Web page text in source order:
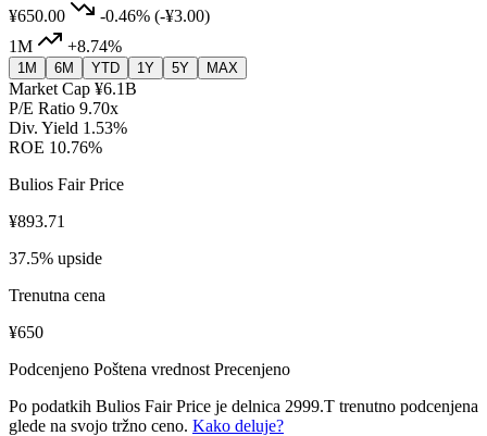
¥650.00 -0.46% (-¥3.00)
1M
+8.74%
1M 6M YTD 1Y 5Y MAX
Market Cap ¥6.1B
P/E Ratio 9.70x
Div. Yield 1.53%
ROE 10.76%
Bulios Fair Price
¥893.71
37.5% upside
Trenutna cena
¥650
Podcenjeno Poštena vrednost Precenjeno
Po podatkih Bulios Fair Price je delnica 2999.T trenutno podcenjena
glede na svojo tržno ceno. Kako deluje?